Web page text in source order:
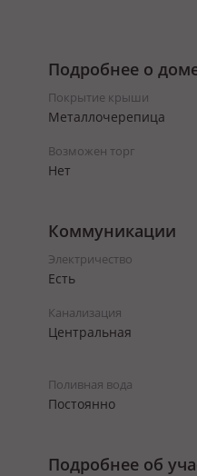
Подробнее о
Покрытие крыши
Металлочерепица
Возможен торг
Нет
Коммуникации
Электричество
Есть
Канализация
Центральная
Поливная вода
Постоянно
Подробнее об